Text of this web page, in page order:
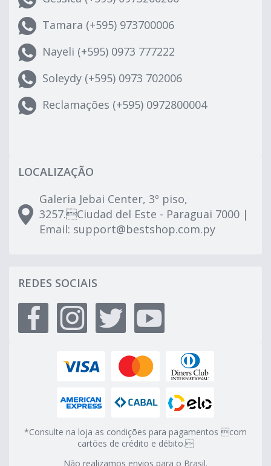
Tamara (+595) 973700006
Nayeli (+595) 0973 777222
Soleydy (+595) 0973 702006
Reclamações (+595) 0972800004
LOCALIZAÇÃO
Galeria Jebai Center, 3º piso,
3257.Ciudad del Este - Paraguai 7000 |
Email: support@bestshop.com.py
REDES SOCIAIS
*Consulte na loja as condições para pagamentos com
cartões de crédito e débito.
Não realizamos envios para o Brasil.